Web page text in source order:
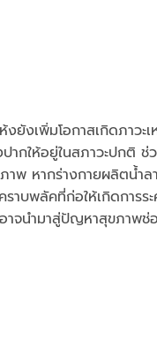
ยังเพิ่มโอกาสเกิดภาวะ
กให้อยู่ในสภาวะปกติ
พ หากร่างกายผลิตน้ำล
บพลัคที่ก่อให้เกิดการร
นำมาสู่ปัญหาสุขภาพช่อ